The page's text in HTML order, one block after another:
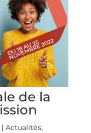
de la
Actualités,